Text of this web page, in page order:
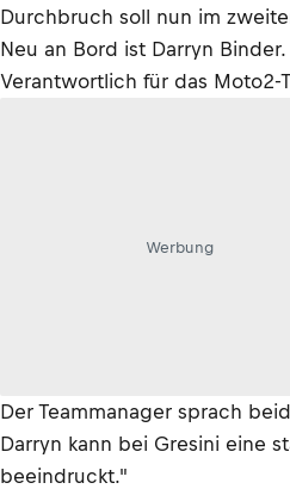
Durchbruch soll nun im
Neu an Bord ist Darryn
Verantwortlich für das Moto2-
Werbung
Der Teammanager sprach
Darryn kann bei Gresini eine
beeindruckt."